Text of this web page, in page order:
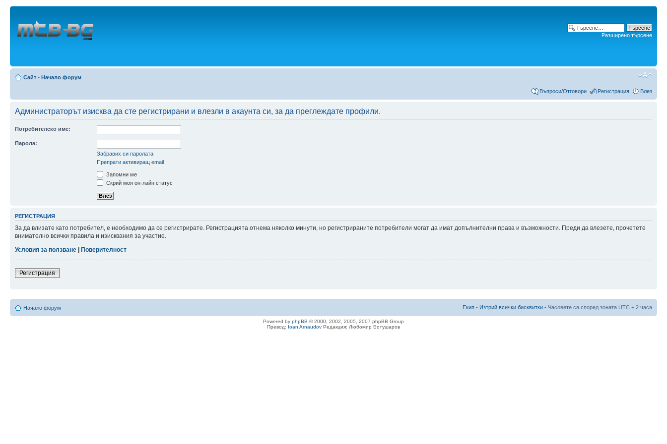
Разширено търсене
Сайт • Начало форум
Въпроси/Отговори Регистрация Влез
Администраторът изисква да сте регистрирани и влезли в акаунта си, за да преглеждате профили.
Потребителско име:
Парола:
Забравих си паролата
Препрати активиращ email
Запомни ме
Скрий моя он-лайн статус
РЕГИСТРАЦИЯ
За да влизате като потребител, е необходимо да се регистрирате. Регистрацията отнема няколко минути, но регистрираните потребители могат да имат допълнителни права и възможности. Преди да влезете, прочетете
внимателно всички правила и изисквания за участие.
Условия за ползване | Поверителност
Регистрация
Начало форум Екип • Изтрий всички бисквитки • Часовете са според зоната UTC + 2 часа
Powered by phpBB © 2000, 2002, 2005, 2007 phpBB Group
Превод: Ioan Arnaudov Редакция: Любомир Ботушаров